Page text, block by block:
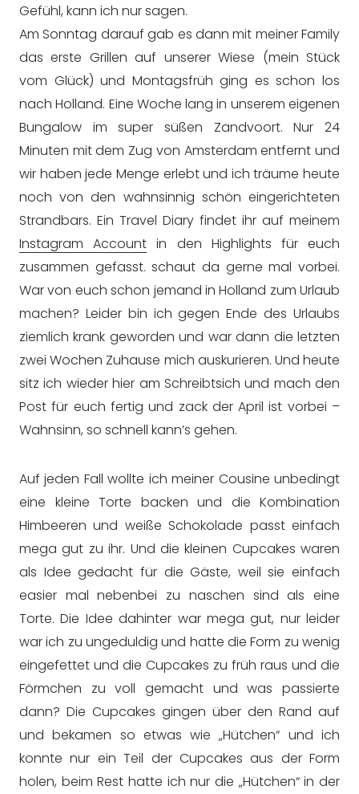
Gefühl, kann ich nur sagen.
Am Sonntag darauf gab es dann mit meiner Family
das erste Grillen auf unserer Wiese (mein Stück
vom Glück) und Montagsfrüh ging es schon los
nach Holland. Eine Woche lang in unserem eigenen
Bungalow im super süßen Zandvoort. Nur 24
Minuten mit dem Zug von Amsterdam entfernt und
wir haben jede Menge erlebt und ich träume heute
noch von den wahnsinnig schön eingerichteten
Strandbars. Ein Travel Diary findet ihr auf meinem
Instagram Account in den Highlights für euch
zusammen gefasst. schaut da gerne mal vorbei.
War von euch schon jemand in Holland zum Urlaub
machen? Leider bin ich gegen Ende des Urlaubs
ziemlich krank geworden und war dann die letzten
zwei Wochen Zuhause mich auskurieren. Und heute
sitz ich wieder hier am Schreibtsich und mach den
Post für euch fertig und zack der April ist vorbei –
Wahnsinn, so schnell kann’s gehen.
Auf jeden Fall wollte ich meiner Cousine unbedingt
eine kleine Torte backen und die Kombination
Himbeeren und weiße Schokolade passt einfach
mega gut zu ihr. Und die kleinen Cupcakes waren
als Idee gedacht für die Gäste, weil sie einfach
easier mal nebenbei zu naschen sind als eine
Torte. Die Idee dahinter war mega gut, nur leider
war ich zu ungeduldig und hatte die Form zu wenig
eingefettet und die Cupcakes zu früh raus und die
Förmchen zu voll gemacht und was passierte
dann? Die Cupcakes gingen über den Rand auf
und bekamen so etwas wie „Hütchen“ und ich
konnte nur ein Teil der Cupcakes aus der Form
holen, beim Rest hatte ich nur die „Hütchen“ in der